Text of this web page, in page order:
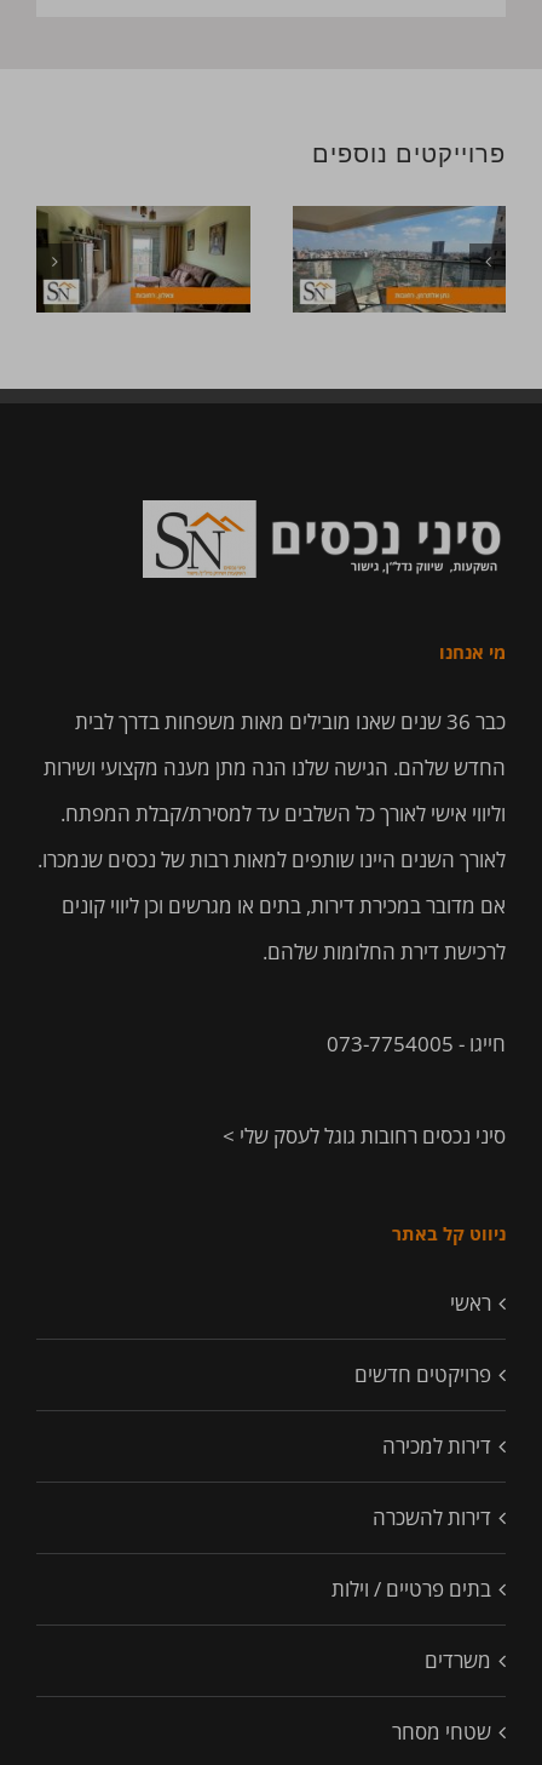
פרוייקטים נוספים
מי אנחנו
כבר 36 שנים שאנו מובילים מאות משפחות בדרך לבית
החדש שלהם. הגישה שלנו הנה מתן מענה מקצועי ושירות
וליווי אישי לאורך כל השלבים עד למסירת/קבלת המפתח.
לאורך השנים היינו שותפים למאות רבות של נכסים שנמכרו.
אם מדובר במכירת דירות, בתים או מגרשים וכן ליווי קונים
לרכישת דירת החלומות שלהם.
חייגו - 073-7754005
סיני נכסים רחובות גוגל לעסק שלי >
ניווט קל באתר
ראשי
פרויקטים חדשים
דירות למכירה
דירות להשכרה
בתים פרטיים / וילות
משרדים
שטחי מסחר